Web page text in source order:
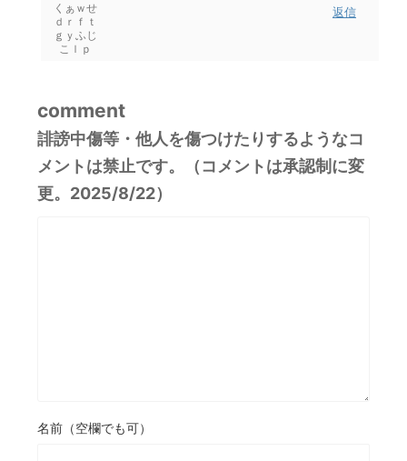
くぁｗせ
ｄｒｆｔ
ｇｙふじ
こｌｐ
返信
comment
誹謗中傷等・他人を傷つけたりするようなコ
メントは禁止です。（コメントは承認制に変
更。2025/8/22）
名前（空欄でも可）